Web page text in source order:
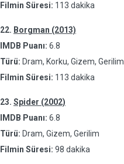
Filmin Süresi: 113 dakika
22. Borgman (2013)
IMDB Puanı: 6.8
Türü: Dram, Korku, Gizem, Gerilim
Filmin Süresi: 113 dakika
23. Spider (2002)
IMDB Puanı: 6.8
Türü: Dram, Gizem, Gerilim
Filmin Süresi: 98 dakika